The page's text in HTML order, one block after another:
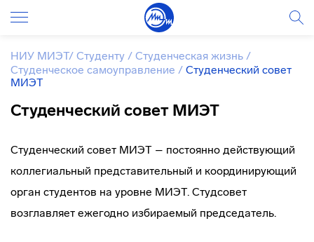
НИУ МИЭТ/ Студенту / Студенческая жизнь /
Студенческое самоуправление / Студенческий совет
МИЭТ
Студенческий совет МИЭТ
Студенческий совет МИЭТ – постоянно действующий
коллегиальный представительный и координирующий
орган студентов на уровне МИЭТ. Студсовет
возглавляет ежегодно избираемый председатель.